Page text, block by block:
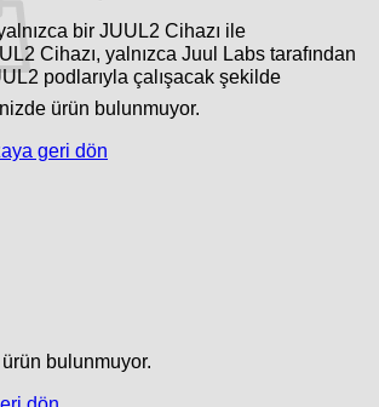
ürün bulunmuyor.
geri dön
bulunmuyor.
bir JUUL2 Cihazı ile
Cihazı, yalnızca Juul Labs tarafından
podlarıyla çalışacak şekilde